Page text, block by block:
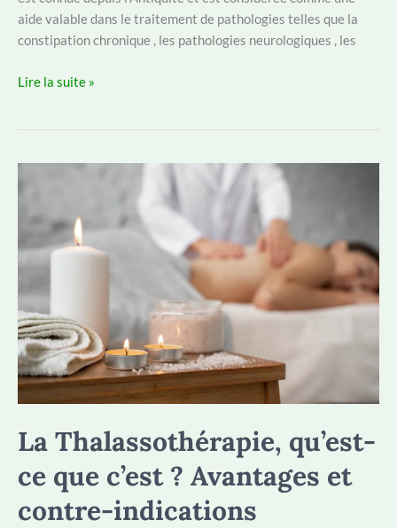
aide valable dans le traitement de pathologies telles que la
constipation chronique , les pathologies neurologiques , les
Hydrothérapie
Lire la suite »
La Thalassothérapie, qu’est-
ce que c’est ? Avantages et
contre-indications